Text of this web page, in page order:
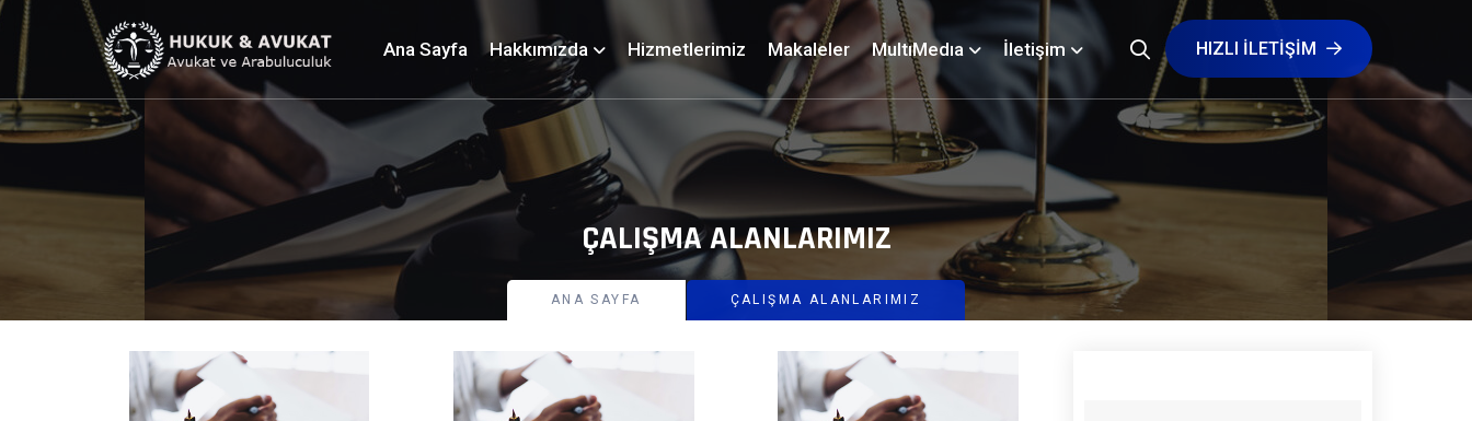
Ana Sayfa Hakkımızda Hizmetlerimiz Makaleler MultıMedıa İletişim HIZLI ILETIŞIM
ÇALIŞMA ALANLARIMIZ
ANA SAYFA ÇALIŞMA ALANLARIMIZ